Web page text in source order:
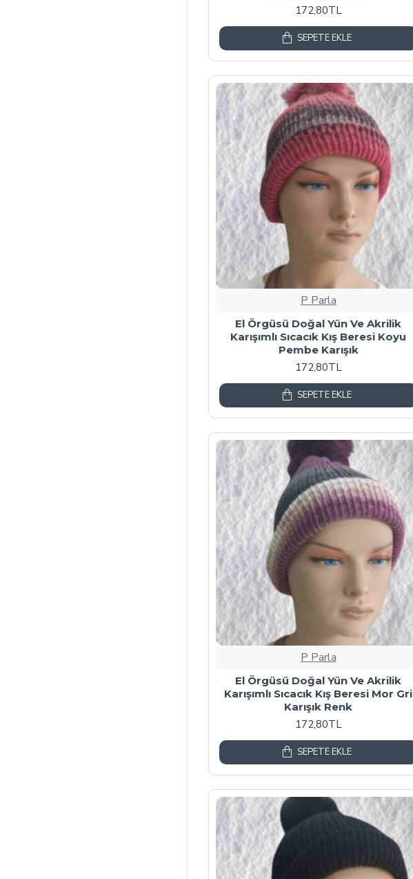
172,80TL
SEPETE EKLE
P Parla
El Örgüsü Doğal Yün Ve Akrilik
Karışımlı Sıcacık Kış Beresi Koyu
Pembe Karışık
172,80TL
SEPETE EKLE
P Parla
El Örgüsü Doğal Yün Ve Akrilik
Karışımlı Sıcacık Kış Beresi Mor Gri
Karışık Renk
172,80TL
SEPETE EKLE